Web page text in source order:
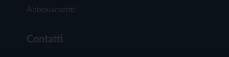
Abbonamenti
Contatti